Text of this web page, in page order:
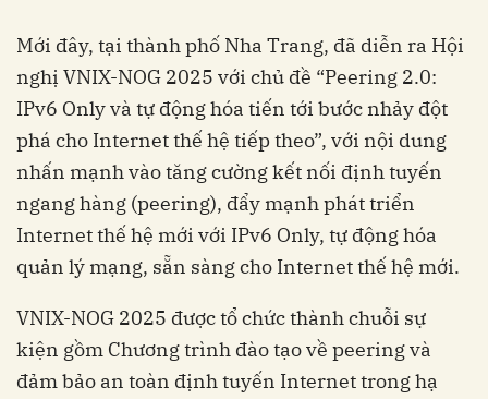
Mới đây, tại thành phố Nha Trang, đã diễn ra Hội
nghị VNIX-NOG 2025 với chủ đề “Peering 2.0:
IPv6 Only và tự động hóa tiến tới bước nhảy đột
phá cho Internet thế hệ tiếp theo”, với nội dung
nhấn mạnh vào tăng cường kết nối định tuyến
ngang hàng (peering), đẩy mạnh phát triển
Internet thế hệ mới với IPv6 Only, tự động hóa
quản lý mạng, sẵn sàng cho Internet thế hệ mới.
VNIX-NOG 2025 được tổ chức thành chuỗi sự
kiện gồm Chương trình đào tạo về peering và
đảm bảo an toàn định tuyến Internet trong hạ